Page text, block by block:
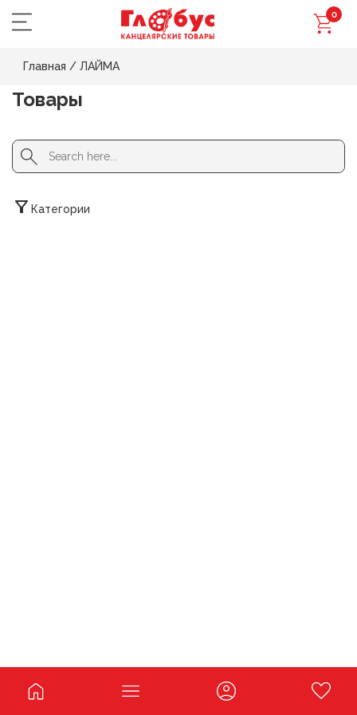
0
Главная / ЛАЙМА
Товары
Search
for:
Button
Категории